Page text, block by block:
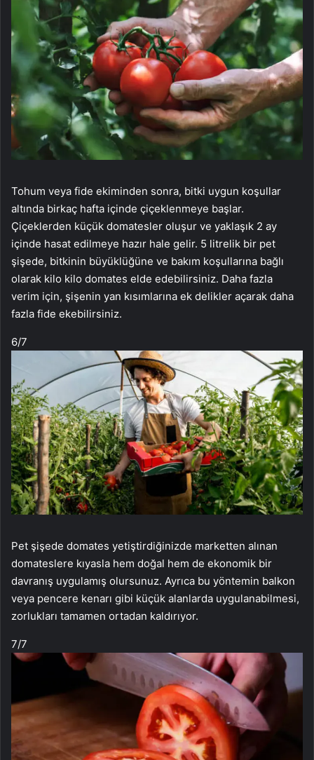
Tohum veya fide ekiminden sonra, bitki uygun koşullar
altında birkaç hafta içinde çiçeklenmeye başlar.
Çiçeklerden küçük domatesler oluşur ve yaklaşık 2 ay
içinde hasat edilmeye hazır hale gelir. 5 litrelik bir pet
şişede, bitkinin büyüklüğüne ve bakım koşullarına bağlı
olarak kilo kilo domates elde edebilirsiniz. Daha fazla
verim için, şişenin yan kısımlarına ek delikler açarak daha
fazla fide ekebilirsiniz.
6/7
Pet şişede domates yetiştirdiğinizde marketten alınan
domateslere kıyasla hem doğal hem de ekonomik bir
davranış uygulamış olursunuz. Ayrıca bu yöntemin balkon
veya pencere kenarı gibi küçük alanlarda uygulanabilmesi,
zorlukları tamamen ortadan kaldırıyor.
7/7